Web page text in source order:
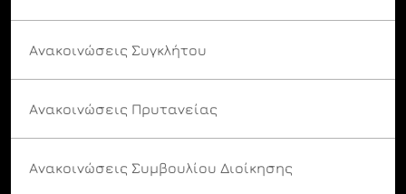
Ανακοινώσεις Συγκλήτου
Ανακοινώσεις Πρυτανείας
Ανακοινώσεις Συμβουλίου Διοίκησης